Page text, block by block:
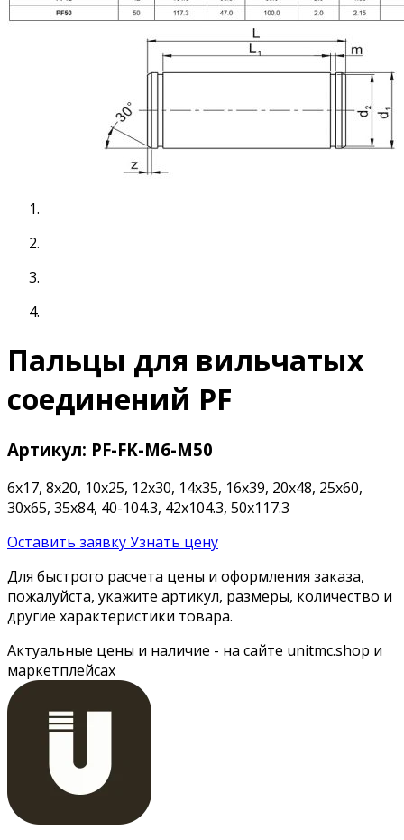
Пальцы для вильчатых
соединений PF
Артикул: PF-FK-M6-M50
6х17, 8х20, 10х25, 12х30, 14х35, 16х39, 20х48, 25х60,
30х65, 35х84, 40-104.3, 42х104.3, 50х117.3
Оставить заявкуУзнать цену
Для быстрого расчета цены и оформления заказа,
пожалуйста, укажите артикул, размеры, количество и
другие характеристики товара.
Актуальные цены и наличие - на сайте unitmc.shop и
маркетплейсах